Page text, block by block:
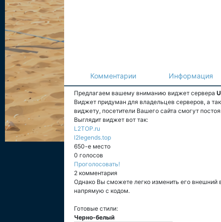
Комментарии Информация
Предлагаем вашему вниманию виджет сервера
Виджет придуман для владельцев серверов, а
виджету, посетители Вашего сайта смогут
Выглядит виджет вот так:
L2TOP.ru
l2legends.top
650-е место
0 голосов
Проголосовать!
2 комментария
Однако Вы сможете легко изменить его
напрямую с кодом.
Готовые стили:
Черно-белый